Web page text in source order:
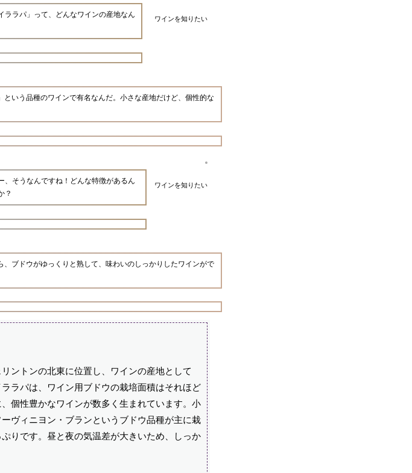
ワインを知りたい
ララパ」って、どんなワインの産地なん
いう品種のワインで有名なんだ。小さな産地だけど、個性的な
ワインを知りたい
、そうなんですね！どんな特徴があるん
？
ブドウがゆっくりと熟して、味わいのしっかりしたワインがで
ントンの北東に位置し、ワインの産地として
ラパは、ワイン用ブドウの栽培面積はそれほど
個性豊かなワインが数多く生まれています。小
ヴィニヨン・ブランというブドウ品種が主に栽
りです。昼と夜の気温差が大きいため、しっか